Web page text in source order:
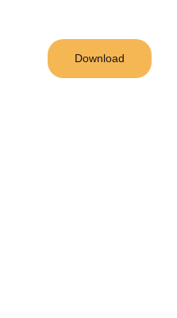
Download